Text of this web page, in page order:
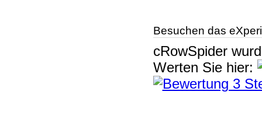
Besuchen das
cRowSpider
Werten Sie hier: